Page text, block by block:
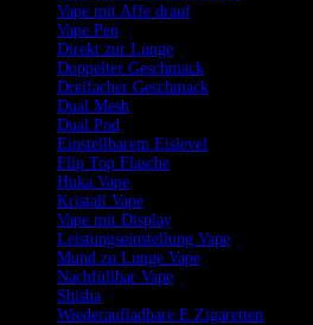
Vape mit Affe drauf
Vape Pen
Direkt zur Lunge
Doppelter Geschmack
Dreifacher Geschmack
Dual Mesh
Dual Pod
Einstellbarem Eislevel
Flip Top Flasche
Huka Vape
Kristall Vape
Vape mit Display
Leistungseinstellung Vape
Mund zu Lunge Vape
Nachfüllbar Vape
Shisha
Wiederaufladbare E Zigaretten